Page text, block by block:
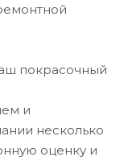
покрасочный
и
несколько
оценку и